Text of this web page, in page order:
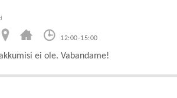
12:00-15:00
ei ole. Vabandame!